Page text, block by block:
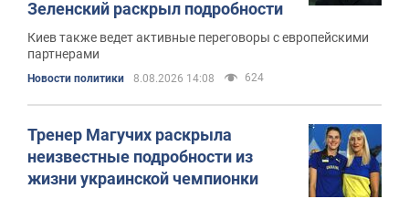
Зеленский раскрыл подробности
Киев также ведет активные переговоры с европейскими
партнерами
Новости политики 8.08.2026 14:08 624
Тренер Магучих раскрыла
неизвестные подробности из
жизни украинской чемпионки